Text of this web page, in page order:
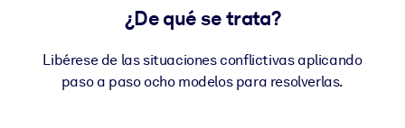
¿De qué se trata?
Libérese de las situaciones conflictivas aplicando
paso a paso ocho modelos para resolverlas.